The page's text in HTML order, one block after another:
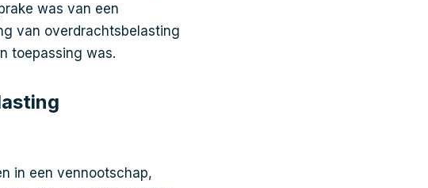
was van een
van overdrachtsbelasting
toepassing was.
in een vennootschap,